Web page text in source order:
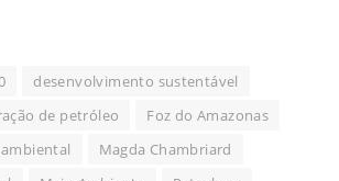
desenvolvimento sustentável
de petróleo
Foz do Amazonas
Magda Chambriard